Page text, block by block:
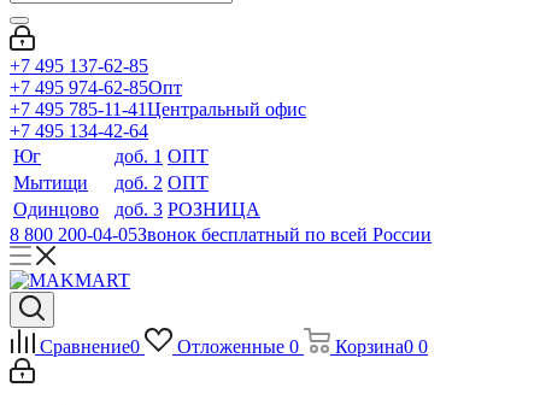
+7 495 137-62-85
+7 495 974-62-85Опт
+7 495 785-11-41Центральный офис
+7 495 134-42-64
Юг
доб. 1 ОПТ
Мытищи
доб. 2 ОПТ
Одинцово
доб. 3 РОЗНИЦА
8 800 200-04-05Звонок бесплатный по всей России
Сравнение0 Отложенные 0 Корзина0 0